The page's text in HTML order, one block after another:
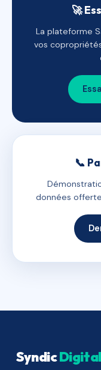
🚀
La plateforme
vos
📞
données
SyndicDigital